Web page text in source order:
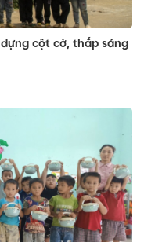
cột cờ, thắp sáng